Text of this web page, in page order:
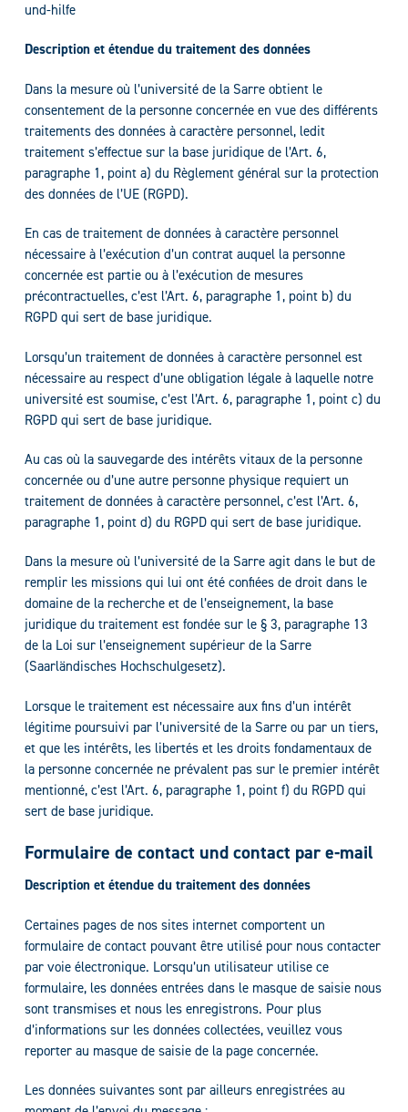
und-hilfe
Description et étendue du traitement des données
Dans la mesure où l’université de la Sarre obtient le
consentement de la personne concernée en vue des différents
traitements des données à caractère personnel, ledit
traitement s’effectue sur la base juridique de l’Art. 6,
paragraphe 1, point a) du Règlement général sur la protection
des données de l’UE (RGPD).
En cas de traitement de données à caractère personnel
nécessaire à l’exécution d’un contrat auquel la personne
concernée est partie ou à l’exécution de mesures
précontractuelles, c’est l’Art. 6, paragraphe 1, point b) du
RGPD qui sert de base juridique.
Lorsqu’un traitement de données à caractère personnel est
nécessaire au respect d’une obligation légale à laquelle notre
université est soumise, c’est l’Art. 6, paragraphe 1, point c) du
RGPD qui sert de base juridique.
Au cas où la sauvegarde des intérêts vitaux de la personne
concernée ou d’une autre personne physique requiert un
traitement de données à caractère personnel, c’est l’Art. 6,
paragraphe 1, point d) du RGPD qui sert de base juridique.
Dans la mesure où l’université de la Sarre agit dans le but de
remplir les missions qui lui ont été confiées de droit dans le
domaine de la recherche et de l’enseignement, la base
juridique du traitement est fondée sur le § 3, paragraphe 13
de la Loi sur l’enseignement supérieur de la Sarre
(Saarländisches Hochschulgesetz).
Lorsque le traitement est nécessaire aux fins d’un intérêt
légitime poursuivi par l’université de la Sarre ou par un tiers,
et que les intérêts, les libertés et les droits fondamentaux de
la personne concernée ne prévalent pas sur le premier intérêt
mentionné, c’est l’Art. 6, paragraphe 1, point f) du RGPD qui
sert de base juridique.
Formulaire de contact und contact par e-mail
Description et étendue du traitement des données
Certaines pages de nos sites internet comportent un
formulaire de contact pouvant être utilisé pour nous contacter
par voie électronique. Lorsqu’un utilisateur utilise ce
formulaire, les données entrées dans le masque de saisie nous
sont transmises et nous les enregistrons. Pour plus
d’informations sur les données collectées, veuillez vous
reporter au masque de saisie de la page concernée.
Les données suivantes sont par ailleurs enregistrées au